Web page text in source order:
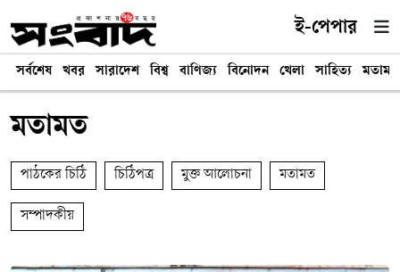
ই-পেপার
সর্বশেষ খবর সারাদেশ বিশ্ব বাণিজ্য বিনোদন খেলা সাহিত্য মতামত
মতামত
পাঠকের চিঠি চিঠিপত্র মুক্ত আলোচনা মতামত
সম্পাদকীয়